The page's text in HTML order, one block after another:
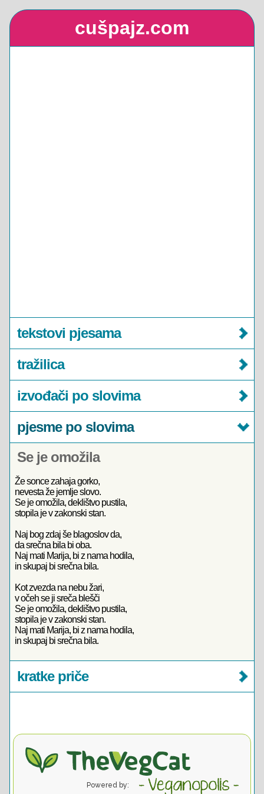
cušpajz.com
tekstovi pjesama
tražilica
izvođači po slovima
pjesme po slovima
Se je omožila
Že sonce zahaja gorko,
nevesta že jemlje slovo.
Se je omožila, deklištvo pustila,
stopila je v zakonski stan.
Naj bog zdaj še blagoslov da,
da srečna bila bi oba.
Naj mati Marija, bi z nama hodila,
in skupaj bi srečna bila.
Kot zvezda na nebu žari,
v očeh se ji sreča blešči
Se je omožila, deklištvo pustila,
stopila je v zakonski stan.
Naj mati Marija, bi z nama hodila,
in skupaj bi srečna bila.
kratke priče